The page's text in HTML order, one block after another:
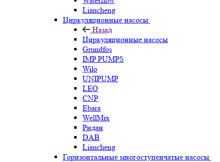
Liancheng
Циркуляционные насосы
Назад
Циркуляционные насосы
Grundfos
IMP PUMPS
Wilo
UNIPUMP
LEO
CNP
Ebara
WellMix
Ридан
DAB
Liancheng
Горизонтальные многоступенчатые насосы